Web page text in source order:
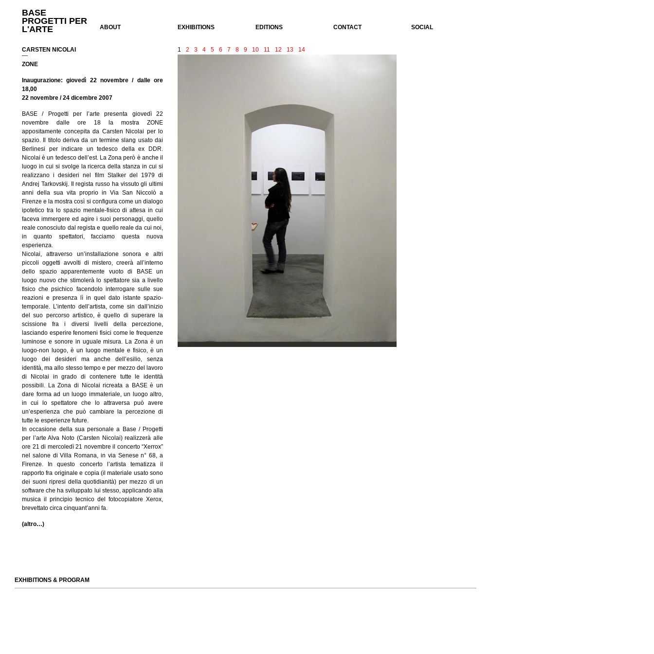
BASE
PROGETTI PER
L'ARTE
ABOUT EXHIBITIONS EDITIONS CONTACT SOCIAL
1 2 3 4 5 6 7 8 9 10 11 12 13 14
CARSTEN NICOLAI
—
ZONE
Inaugurazione: giovedì 22 novembre / dalle ore
18,00
22 novembre / 24 dicembre 2007
BASE / Progetti per l’arte presenta giovedì 22
novembre dalle ore 18 la mostra ZONE
appositamente concepita da Carsten Nicolai per lo
spazio. Il titolo deriva da un termine slang usato dai
Berlinesi per indicare un tedesco della ex DDR.
Nicolai è un tedesco dell’est. La Zona però è anche il
luogo in cui si svolge la ricerca della stanza in cui si
realizzano i desideri nel film Stalker del 1979 di
Andrej Tarkovskij. Il regista russo ha vissuto gli ultimi
anni della sua vita proprio in Via San Niccolò a
Firenze e la mostra così si configura come un dialogo
ipotetico tra lo spazio mentale-fisico di attesa in cui
faceva immergere ed agire i suoi personaggi, quello
reale conosciuto dal regista e quello reale da cui noi,
in quanto spettatori, facciamo questa nuova
esperienza.
Nicolai, attraverso un’installazione sonora e altri
piccoli oggetti avvolti di mistero, creerà all’interno
dello spazio apparentemente vuoto di BASE un
luogo nuovo che stimolerà lo spettatore sia a livello
fisico che psichico facendolo interrogare sulle sue
reazioni e presenza lì in quel dato istante spazio-
temporale. L’intento dell’artista, come sin dall’inizio
del suo percorso artistico, è quello di superare la
scissione fra i diversi livelli della percezione,
lasciando esperire fenomeni fisici come le frequenze
luminose e sonore in uguale misura. La Zona è un
luogo-non luogo, è un luogo mentale e fisico, è un
luogo dei desideri ma anche dell’esilio, senza
identità, ma allo stesso tempo e per mezzo del lavoro
di Nicolai in grado di contenere tutte le identità
possibili. La Zona di Nicolai ricreata a BASE è un
dare forma ad un luogo immateriale, un luogo altro,
in cui lo spettatore che lo attraversa può avere
un’esperienza che può cambiare la percezione di
tutte le esperienze future.
In occasione della sua personale a Base / Progetti
per l’arte Alva Noto (Carsten Nicolai) realizzerà alle
ore 21 di mercoledì 21 novembre il concerto “Xerrox”
nel salone di Villa Romana, in via Senese n° 68, a
Firenze. In questo concerto l’artista tematizza il
rapporto fra originale e copia (il materiale usato sono
dei suoni ripresi della quotidianità) per mezzo di un
software che ha sviluppato lui stesso, applicando alla
musica il principio tecnico del fotocopiatore Xerox,
brevettato circa cinquant’anni fa.
(altro…)
EXHIBITIONS & PROGRAM